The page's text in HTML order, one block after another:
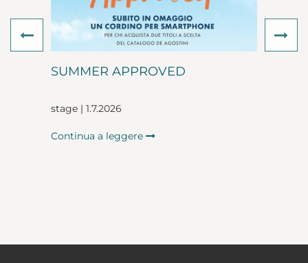
SUMMER APPROVED
stage | 1.7.2026
Continua a leggere
Previous